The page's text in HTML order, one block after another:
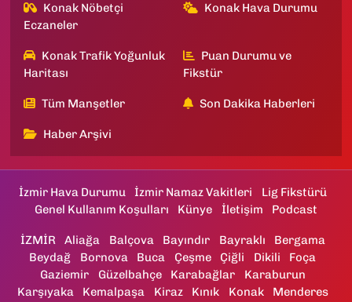
Konak Nöbetçi
Eczaneler
Konak Hava Durumu
Konak Trafik Yoğunluk
Haritası
Puan Durumu ve
Fikstür
Tüm Manşetler Son Dakika Haberleri
Haber Arşivi
İzmir Hava Durumu İzmir Namaz Vakitleri
Lig Fikstürü
Genel Kullanım Koşulları
Künye İletişim Podcast
İZMİR Aliağa Balçova Bayındır Bayraklı
Bergama
Beydağ
Bornova Buca Çeşme Çiğli Dikili
Foça
Gaziemir
Güzelbahçe Karabağlar
Karaburun
Karşıyaka
Kemalpaşa Kiraz Kınık Konak Menderes